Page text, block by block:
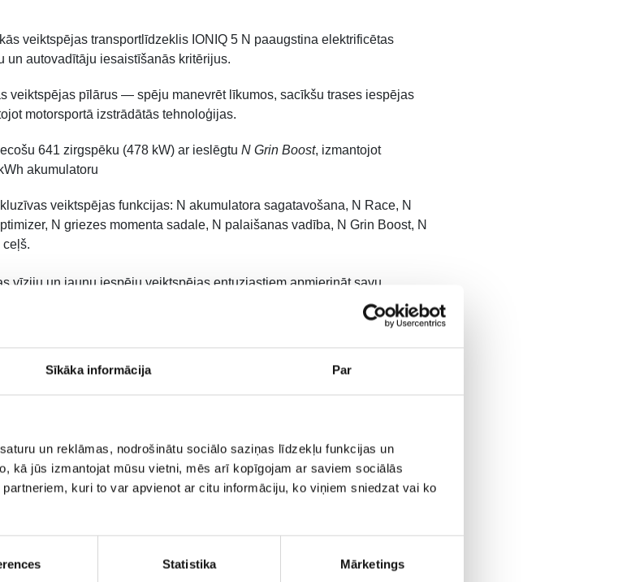
Sīkāka informācija Par
un reklāmas, nodrošinātu sociālo saziņas līdzekļu funkcijas un
kā jūs izmantojat mūsu vietni, mēs arī kopīgojam ar saviem sociālās
kuri to var apvienot ar citu informāciju, ko viņiem sniedzat vai ko
Statistika Mārketings
veiktspējas transportlīdzeklis IONIQ 5 N paaugstina elektrificētas
un autovadītāju iesaistīšanās kritērijus.
veiktspējas pīlārus — spēju manevrēt līkumos, sacīkšu trases iespējas
motorsportā izstrādātās tehnoloģijas.
641 zirgspēku (478 kW) ar ieslēgtu N Grin Boost, izmantojot
akumulatoru
veiktspējas funkcijas: N akumulatora sagatavošana, N Race, N
N griezes momenta sadale, N palaišanas vadība, N Grin Boost, N
ceļš.
vīziju un jaunu iespēju veiktspējas entuziastiem apmierināt savu
5 N ir pirmā Hyundai N zīmola elektrificētā iterācija, kurai sekos
Hyundai E-GMP platforma nodrošināja ideālu pamatu tās IONIQ 5 N